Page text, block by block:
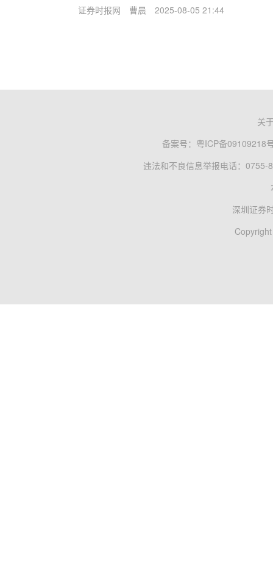
证券时报网 曹晨 2025-08-05 21:44
关
备案号： 粤ICP备09109218
违法和不良信息举报电话：0755-
深圳证券